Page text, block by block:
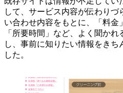
して、サービス内容が伝わりづ
い合わせ内容をもとに、「料金
「所要時間」など、よく聞か
し、事前に知りたい情報をきち
した。